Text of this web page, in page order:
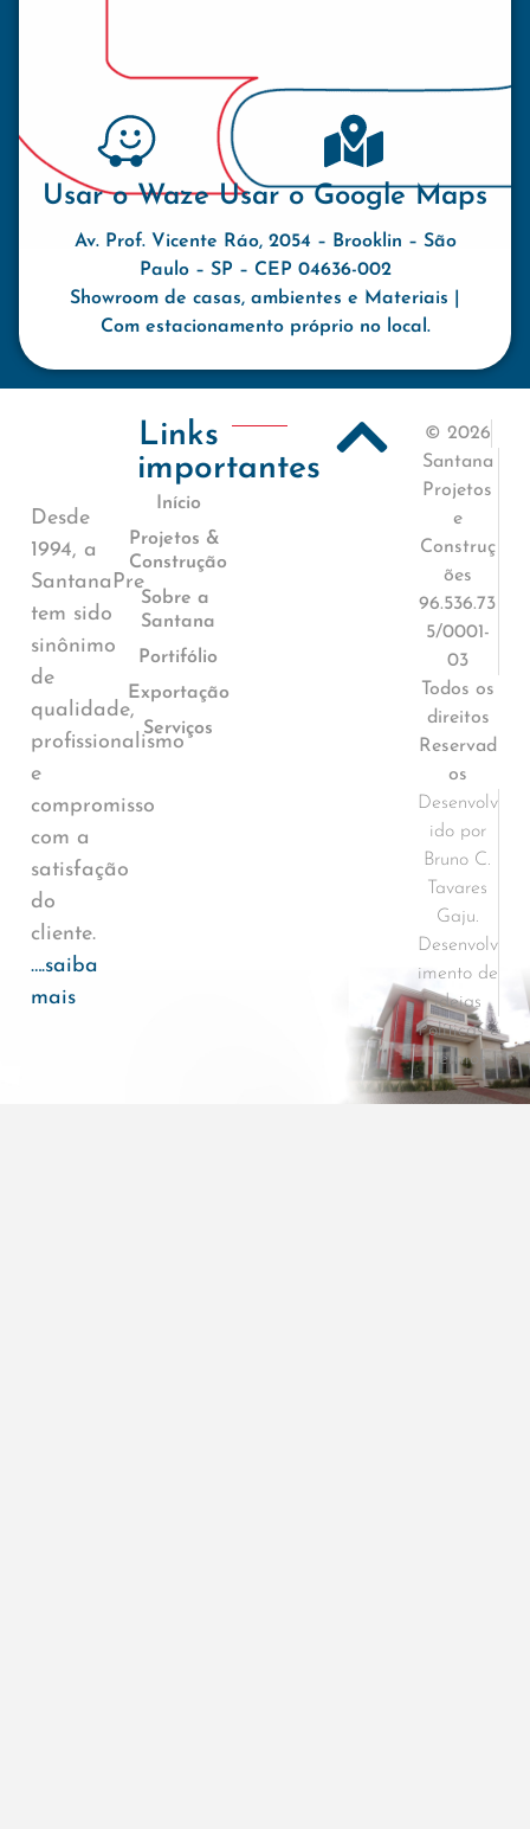
Usar o Waze Usar o Google Maps
Av. Prof. Vicente Ráo, 2054 – Brooklin – São
Paulo – SP – CEP 04636-002
Showroom de casas, ambientes e Materiais |
Com estacionamento próprio no local.
Desde
1994, a
SantanaPre
tem sido
sinônimo
de
qualidade,
profissionalismo
e
compromisso
com a
satisfação
do
cliente.
….saiba
mais
Links
importantes
Início
Projetos &
Construção
Sobre a
Santana
Portifólio
Exportação
Serviços
© 2026
Santana
Projetos
e
Construç
ões
96.536.73
5/0001-
03
Todos os
direitos
Reservad
os
Desenvolv
ido por
Bruno C.
Tavares
Gaju.
Desenvolv
imento de
ideias
Políticas e
Termos